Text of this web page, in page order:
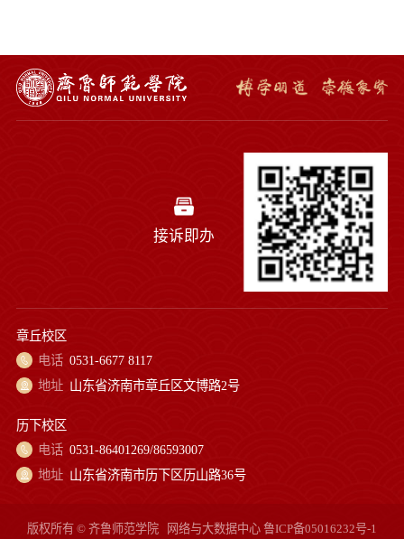
接诉即办
章丘校区
电话 0531-6677 8117
地址 山东省济南市章丘区文博路2号
历下校区
电话 0531-86401269/86593007
地址 山东省济南市历下区历山路36号
版权所有 © 齐鲁师范学院 网络与大数据中心 鲁ICP备05016232号-1